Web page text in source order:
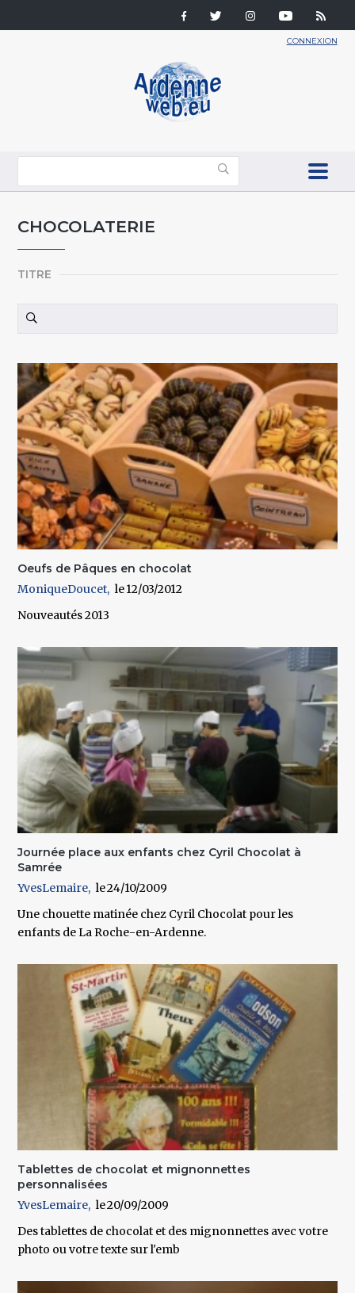
CONNEXION
CHOCOLATERIE
TITRE
Oeufs de Pâques en chocolat
MoniqueDoucet
12/03/2012
Nouveautés 2013
Journée place aux enfants chez Cyril Chocolat à
Samrée
YvesLemaire
24/10/2009
Une chouette matinée chez Cyril Chocolat pour les
enfants de La Roche-en-Ardenne.
Tablettes de chocolat et mignonnettes
personnalisées
YvesLemaire
20/09/2009
Des tablettes de chocolat et des mignonnettes avec votre
photo ou votre texte sur l'emb